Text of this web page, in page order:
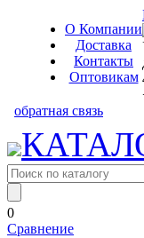
О Компании
Доставка
Контакты
Оптовикам
обратная связь
0
Сравнение